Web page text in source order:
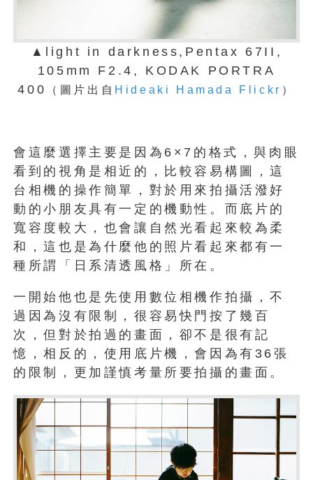
▲light in darkness,Pentax 67II,
105mm F2.4, KODAK PORTRA
400
（圖片出自 Hideaki Hamada Flickr ）
會這麼選擇主要是因為6×7的格式，與肉眼
看到的視角是相近的，比較容易構圖，這
台相機的操作簡單，對於用來拍攝活潑好
動的小朋友具有一定的機動性。而底片的
寬容度較大，也會讓自然光看起來較為柔
和，這也是為什麼他的照片看起來都有一
種所謂「日系清透風格」所在。
一開始他也是先使用數位相機作拍攝，不
過因為沒有限制，很容易快門按了幾百
次，但對於拍過的畫面，卻不是很有記
憶，相反的，使用底片機，會因為有36張
的限制，更加謹慎考量所要拍攝的畫面。